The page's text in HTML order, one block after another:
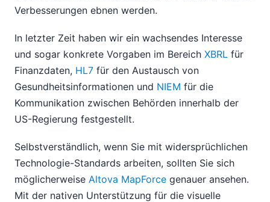
Verbesserungen ebnen werden.
In letzter Zeit haben wir ein wachsendes Interesse
und sogar konkrete Vorgaben im Bereich XBRL für
Finanzdaten, HL7 für den Austausch von
Gesundheitsinformationen und NIEM für die
Kommunikation zwischen Behörden innerhalb der
US-Regierung festgestellt.
Selbstverständlich, wenn Sie mit widersprüchlichen
Technologie-Standards arbeiten, sollten Sie sich
möglicherweise Altova MapForce genauer ansehen.
Mit der nativen Unterstützung für die visuelle